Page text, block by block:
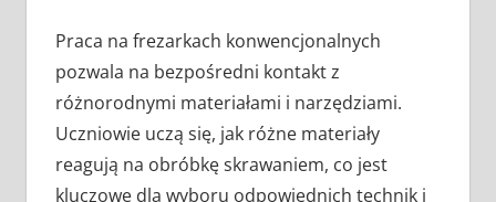
Praca na frezarkach konwencjonalnych
pozwala na bezpośredni kontakt z
różnorodnymi materiałami i narzędziami.
Uczniowie uczą się, jak różne materiały
reagują na obróbkę skrawaniem, co jest
kluczowe dla wyboru odpowiednich technik i